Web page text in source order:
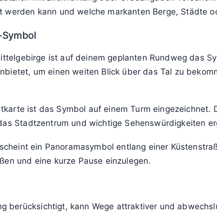
kann und welche markanten Berge, Städte
ist auf deinem geplanten Rundweg das
um einen weiten Blick über das Tal zu
ist das Symbol auf einem Turm
Stadtzentrum und wichtige Sehenswürdigkeiten
ein Panoramasymbol entlang einer
und eine kurze Pause einzulegen.
berücksichtigt, kann Wege attraktiver und